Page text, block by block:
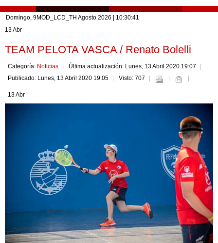
Domingo, 9MOD_LCD_TH Agosto 2026 | 10:30:41
13 Abr
TEAM PELOTA VASCA / Renato Bolelli
Categoría: Noticias
Última actualización: Lunes, 13 Abril 2020 19:07
Publicado: Lunes, 13 Abril 2020 19:05
Visto: 707
13 Abr